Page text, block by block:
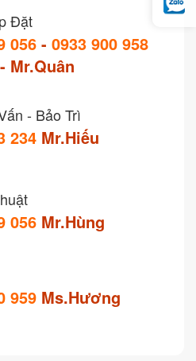
Đặt
056 - 0933 900 958
Mr.Quân
- Bảo Trì
234 Mr.Hiếu
056 Mr.Hùng
959 Ms.Hương